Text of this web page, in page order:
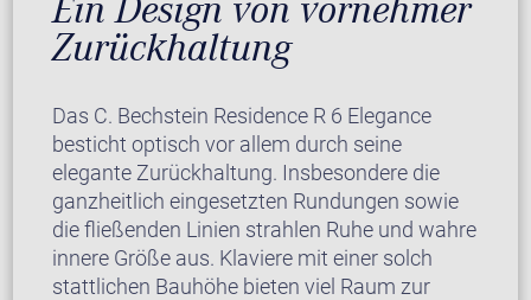
Zurückhaltung
Das C. Bechstein Residence R 6 Elegance
besticht optisch vor allem durch seine
elegante Zurückhaltung. Insbesondere die
ganzheitlich eingesetzten Rundungen sowie
die fließenden Linien strahlen Ruhe und wahre
innere Größe aus. Klaviere mit einer solch
stattlichen Bauhöhe bieten viel Raum zur